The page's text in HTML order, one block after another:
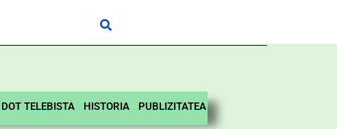
DOT TELEBISTA HISTORIA PUBLIZITATEA